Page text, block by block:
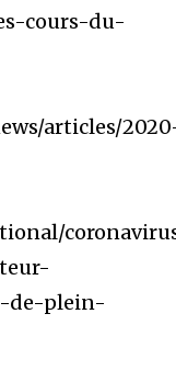
cours-du-
articles/
de-plein-